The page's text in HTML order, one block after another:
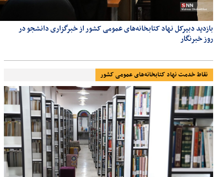
بازدید دبیرکل نهاد کتابخانه‌های عمومی کشور از خبرگزاری دانشجو در
روز خبرنگار
نقاط خدمت نهاد کتابخانه‌های عمومی کشور